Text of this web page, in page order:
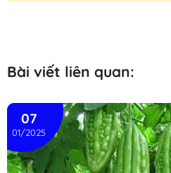
Bài viết liên quan:
07
01/2025